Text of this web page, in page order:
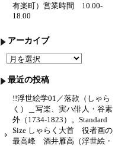
有楽町）営業時間 10.00-
18.00
アーカイブ
ア
ー
カ
イ
最近の投稿
!!浮世絵学01／落款（しゃら
く）＿写楽、実ハ俳人・谷素
外（1734-1823）。Standard
Size しゃらく大首 役者画の
最高峰 酒井雁高（浮世絵・